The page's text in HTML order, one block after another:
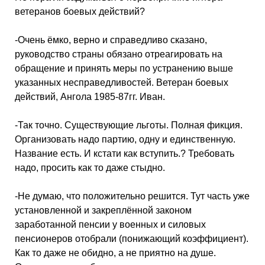
ветеранов боевых действий?
-Очень ёмко, верно и справедливо сказано,
руководство страны обязано отреагировать на
обращение и принять меры по устранению выше
указанных несправедливостей. Ветеран боевых
действий, Ангола 1985-87гг. Иван.
-Так точно. Существующие льготы. Полная фикция.
Организовать надо партию, одну и единственную.
Название есть. И кстати как вступить.? Требовать
надо, просить как то даже стыдно.
-Не думаю, что положительно решится. Тут часть уже
установленной и закреплённой законом
заработанной пенсии у военных и силовых
пенсионеров отобрали (понижающий коэффициент).
Как то даже не обидно, а не приятно на душе.